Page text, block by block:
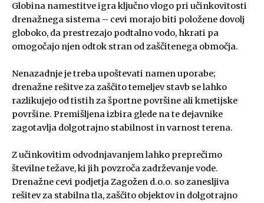
Globina namestitve igra ključno vlogo pri učinkovitosti
drenažnega sistema – cevi morajo biti položene dovolj
globoko, da prestrezajo podtalno vodo, hkrati pa
omogočajo njen odtok stran od zaščitenega območja.
Nenazadnje je treba upoštevati namen uporabe;
drenažne rešitve za zaščito temeljev stavb se lahko
razlikujejo od tistih za športne površine ali kmetijske
površine. Premišljena izbira glede na te dejavnike
zagotavlja dolgotrajno stabilnost in varnost terena.
Z učinkovitim odvodnjavanjem lahko preprečimo
številne težave, ki jih povzroča zadrževanje vode.
Drenažne cevi podjetja Zagožen d.o.o. so zanesljiva
rešitev za stabilna tla, zaščito objektov in dolgotrajno